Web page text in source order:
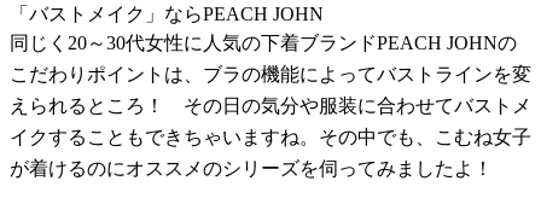
「バストメイク」ならPEACH JOHN
同じく20～30代女性に人気の下着ブランドPEACH JOHNの
こだわりポイントは、ブラの機能によってバストラインを変
えられるところ！ その日の気分や服装に合わせてバストメ
イクすることもできちゃいますね。その中でも、こむね女子
が着けるのにオススメのシリーズを伺ってみましたよ！